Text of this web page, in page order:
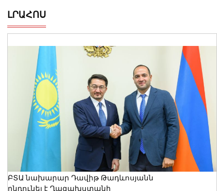
ԼՐԱՀՈՍ
ԲՏԱ նախարար Դավիթ Թադևոսյանն
ընդունել է Ղազախստանի